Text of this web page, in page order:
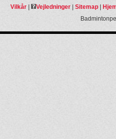
Vilkår| Vejledninger| Sitemap|